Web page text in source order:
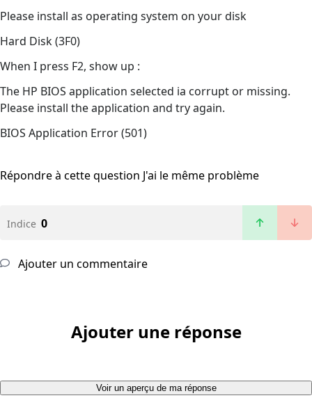
Please install as operating system on your disk
Hard Disk (3F0)
When I press F2, show up :
The HP BIOS application selected ia corrupt or missing.
Please install the application and try again.
BIOS Application Error (501)
Répondre à cette question J'ai le même problème
Indice 0
Ajouter un commentaire
Ajouter une réponse
Voir un aperçu de ma réponse